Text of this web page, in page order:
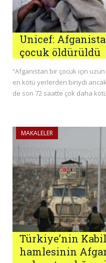
Unicef:
çocuk öldürüldü
“Afganistan bir çocuk için
en kötü yerlerden biriydi
de son 72 saatte çok daha
MAKALELER
Türkiye’nin
hamlesinin